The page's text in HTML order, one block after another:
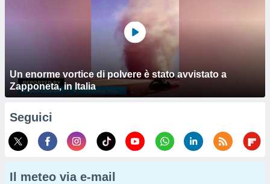
Un enorme vortice di polvere è stato avvistato a
Zapponeta, in Italia
Seguici
Il meteo via e-mail